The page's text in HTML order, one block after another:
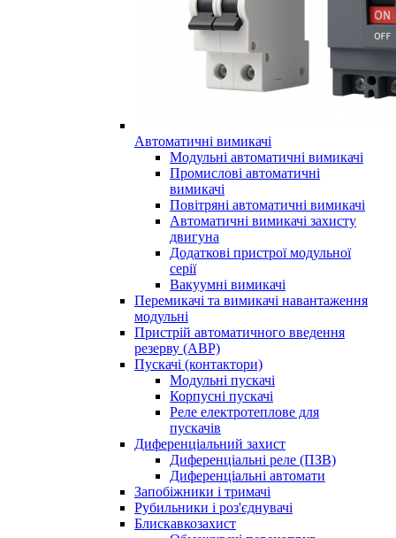
Автоматичні вимикачі
Модульні автоматичні вимикачі
Промислові автоматичні
вимикачі
Повітряні автоматичні вимикачі
Автоматичні вимикачі захисту
двигуна
Додаткові пристрої модульної
серії
Вакуумні вимикачі
Перемикачі та вимикачі навантаження
модульні
Пристрій автоматичного введення
резерву (АВР)
Пускачі (контактори)
Модульні пускачі
Корпусні пускачі
Реле електротеплове для
пускачів
Диференціальний захист
Диференціальні реле (ПЗВ)
Диференціальні автомати
Запобіжники і тримачі
Рубильники і роз'єднувачі
Блискавкозахист